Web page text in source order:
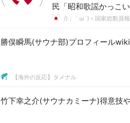
民「昭和歌謡かっこ
/)；｀ω´)＜国家総動員報
勝俣瞬馬(サウナ部)プロフィール
【海外の反応】タメナル
竹下幸之介(サウナカミーナ)得意技